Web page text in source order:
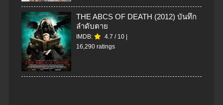
THE ABCS OF DEATH (2012) บันทึก
ลำดับตาย
IMDB: 4.7 / 10 |
16,290 ratings